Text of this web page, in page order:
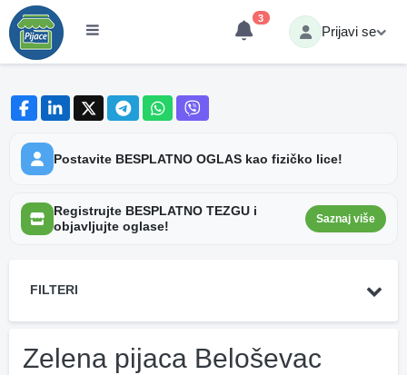
3
Prijavi se
Postavite BESPLATNO OGLAS kao fizičko lice!
Registrujte BESPLATNO TEZGU i
objavljujte oglase!
Saznaj više
FILTERI
Zelena pijaca Beloševac